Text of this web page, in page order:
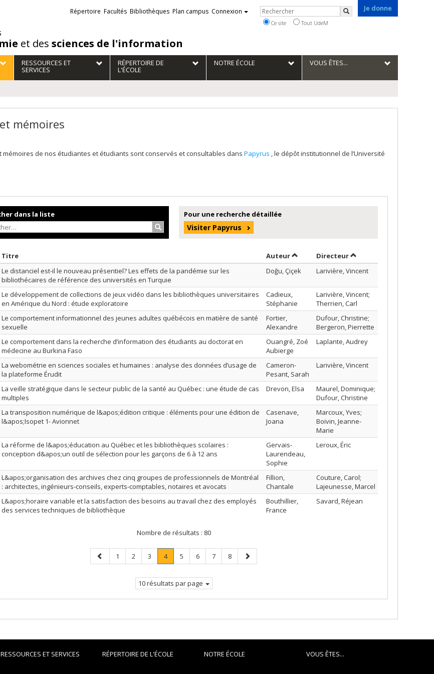
et des sciences de l'information
Je donne
Liens
externes
Répertoire Facultés Bibliothèques Plan campus Connexion Rechercher
Rechercher
Ce site Tout UdeM
RESSOURCES ET
SERVICES
RÉPERTOIRE DE
L'ÉCOLE
NOTRE ÉCOLE VOUS ÊTES...
mémoires
mémoires de nos étudiantes et étudiants sont conservés et consultables dans Papyrus , le dépôt institutionnel de l’Université
dans la liste
Rechercher…
Pour une recherche détaillée
Visiter Papyrus
par date en ordre décroissant
Titre AuteurTrier par auteur en ordre décroissant
Directeurpar contributeur en
Le distanciel est-il le nouveau présentiel? Les effets de la pandémie sur les
bibliothécaires de référence des universités en Turquie
Doğu, Çiçek Larivière, Vincent
Le développement de collections de jeux vidéo dans les bibliothèques universitaires
en Amérique du Nord : étude exploratoire
Cadieux,
Stéphanie
Larivière, Vincent;
Therrien, Carl
Le comportement informationnel des jeunes adultes québécois en matière de santé
sexuelle
Fortier,
Alexandre
Dufour, Christine;
Bergeron, Pierrette
Le comportement dans la recherche d’information des étudiants au doctorat en
médecine au Burkina Faso
Ouangré, Zoé
Aubierge
Laplante, Audrey
La webométrie en sciences sociales et humaines : analyse des données d’usage de
la plateforme Érudit
Cameron-
Pesant, Sarah
Larivière, Vincent
La veille stratégique dans le secteur public de la santé au Québec : une étude de cas
multiples
Drevon, Elsa
Maurel, Dominique;
Dufour, Christine
La transposition numérique de l&apos;édition critique : éléments pour une édition de
l&apos;Isopet 1- Avionnet
Casenave,
Joana
Marcoux, Yves;
Boivin, Jeanne-
Marie
La réforme de l&apos;éducation au Québec et les bibliothèques scolaires :
conception d&apos;un outil de sélection pour les garçons de 6 à 12 ans
Gervais-
Laurendeau,
Sophie
Leroux, Éric
L&apos;organisation des archives chez cinq groupes de professionnels de Montréal
: architectes, ingénieurs-conseils, experts-comptables, notaires et avocats
Fillion,
Chantale
Couture, Carol;
Lajeunesse, Marcel
L&apos;horaire variable et la satisfaction des besoins au travail chez des employés
des services techniques de bibliothèque
Bouthillier,
France
Savard, Réjean
Nombre de résultats : 80
Page
précédente
Page
1 Page
2 Page
3 Page
4.
Page
Page
5 Page
6 Page
7 Page
8
Page
suivante
10 résultats par page
RESSOURCES ET SERVICES RÉPERTOIRE DE L'ÉCOLE NOTRE ÉCOLE VOUS ÊTES...